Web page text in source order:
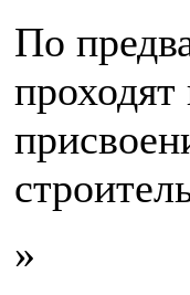
По
проходят
»